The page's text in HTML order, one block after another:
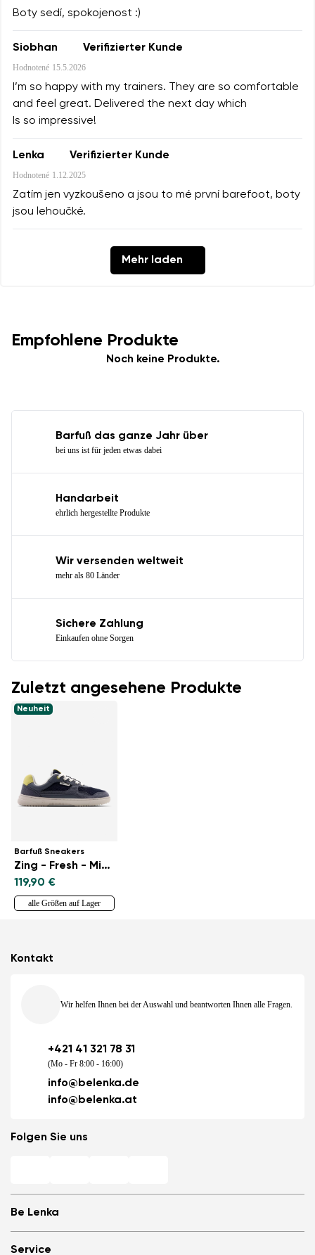
Boty sedí, spokojenost :)
Siobhan Verifizierter Kunde
Hodnotené 15.5.2026
I’m so happy with my trainers. They are so comfortable
and feel great. Delivered the next day which
Is so impressive!
Lenka Verifizierter Kunde
Hodnotené 1.12.2025
Zatím jen vyzkoušeno a jsou to mé první barefoot, boty
jsou lehoučké.
Mehr laden
Empfohlene Produkte
Noch keine Produkte.
Barfuß das ganze Jahr über
bei uns ist für jeden etwas dabei
Handarbeit
ehrlich hergestellte Produkte
Wir versenden weltweit
mehr als 80 Länder
Sichere Zahlung
Einkaufen ohne Sorgen
Zuletzt angesehene Produkte
Neuheit
Barfuß Sneakers
Zing - Fresh - Midnight Blue
119,90 €
alle Größen auf Lager
Be Lenka
Service
Kontakt
Wir helfen Ihnen bei der Auswahl und beantworten Ihnen alle Fragen.
+421 41 321 78 31
(Mo - Fr 8:00 - 16:00)
info@belenka.de
info@belenka.at
Folgen Sie uns